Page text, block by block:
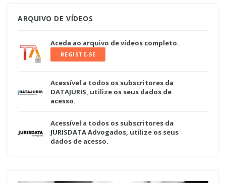
ARQUIVO DE VÍDEOS
Aceda ao arquivo de vídeos completo.
REGISTE-SE
Acessível a todos os subscritores da
DATAJURIS, utilize os seus dados de
acesso.
Acessível a todos os subscritores da
JURISDATA Advogados, utilize os seus
dados de acesso.